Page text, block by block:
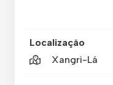
Localização
Xangri-Lá